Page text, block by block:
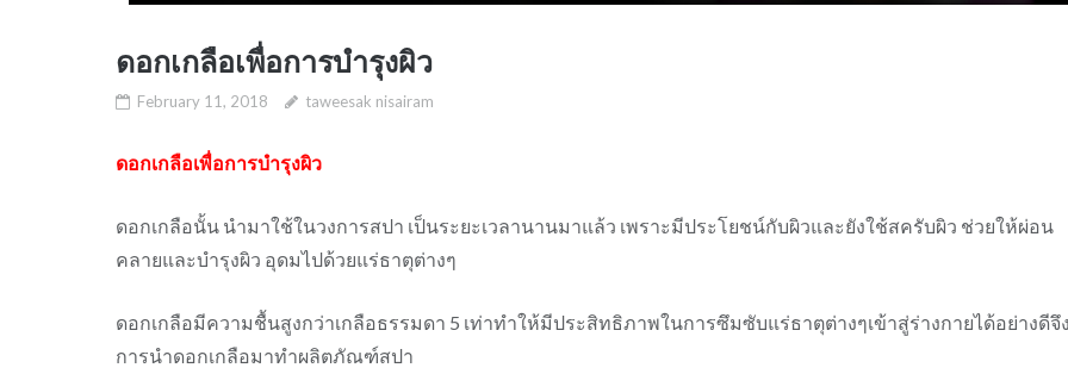
ดอกเกลือเพื่อการบำรุงผิว
February 11, 2018 taweesak nisairam
ดอกเกลือเพื่อการบำรุงผิว
ดอกเกลือนั้น นำมาใช้ในวงการสปา เป็นระยะเวลานานมาแล้ว เพราะมีประโยชน์กับผิวและยังใช้สครับผิว ช่วยให้ผ่อน
คลายและบำรุงผิว อุดมไปด้วยแร่ธาตุต่างๆ
ดอกเกลือมีความชื้นสูงกว่าเกลือธรรมดา 5 เท่าทำให้มีประสิทธิภาพในการซึมซับแร่ธาตุต่างๆเข้าสู่ร่างกายได้อย่างดีจึ
การนำดอกเกลือมาทำผลิตภัณฑ์สปา